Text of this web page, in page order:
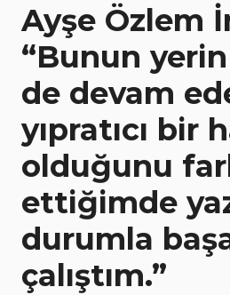
Ayşe Özlem
“Bunun
de devam
yıpratıcı bir
olduğunu
ettiğimde
durumla
çalıştım.”